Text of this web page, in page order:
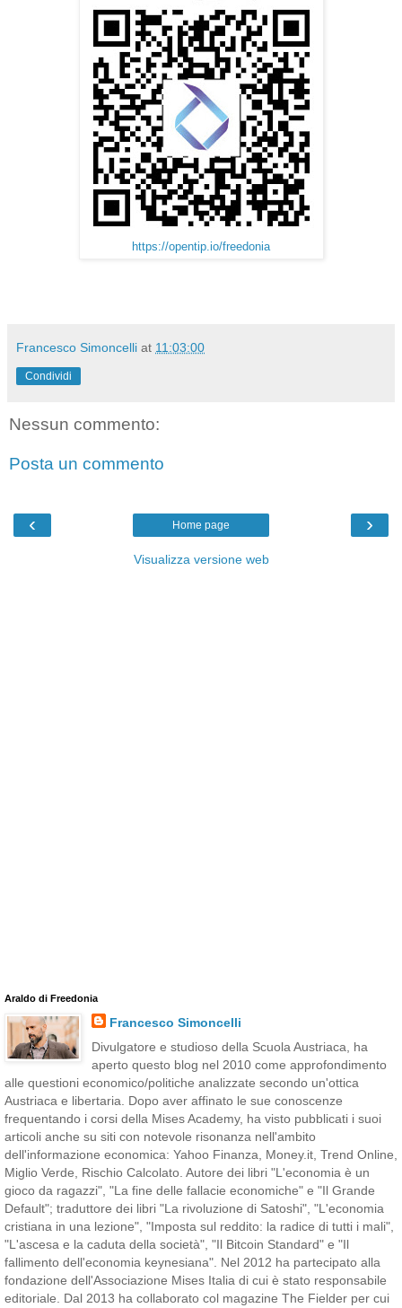
https://opentip.io/freedonia
Francesco Simoncelli at 11:03:00
Condividi
Nessun commento:
Posta un commento
‹ ›
Home page
Visualizza versione web
Araldo di Freedonia
Francesco Simoncelli
Divulgatore e studioso della Scuola Austriaca, ha
aperto questo blog nel 2010 come approfondimento
alle questioni economico/politiche analizzate secondo un'ottica
Austriaca e libertaria. Dopo aver affinato le sue conoscenze
frequentando i corsi della Mises Academy, ha visto pubblicati i suoi
articoli anche su siti con notevole risonanza nell'ambito
dell'informazione economica: Yahoo Finanza, Money.it, Trend Online,
Miglio Verde, Rischio Calcolato. Autore dei libri "L'economia è un
gioco da ragazzi", "La fine delle fallacie economiche" e "Il Grande
Default"; traduttore dei libri "La rivoluzione di Satoshi", "L'economia
cristiana in una lezione", "Imposta sul reddito: la radice di tutti i mali",
"L'ascesa e la caduta della società", "Il Bitcoin Standard" e "Il
fallimento dell'economia keynesiana". Nel 2012 ha partecipato alla
fondazione dell'Associazione Mises Italia di cui è stato responsabile
editoriale. Dal 2013 ha collaborato col magazine The Fielder per cui